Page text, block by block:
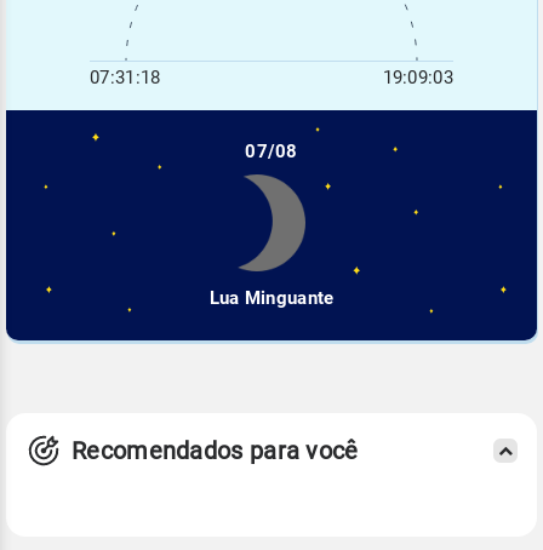
07:31:18 19:09:03
07/08
Lua Minguante
Recomendados para você